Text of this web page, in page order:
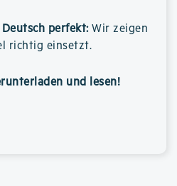
perfekt: Wir zeigen
richtig einsetzt.
und lesen!